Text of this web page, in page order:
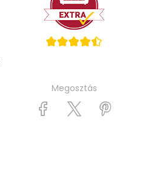
Megosztás